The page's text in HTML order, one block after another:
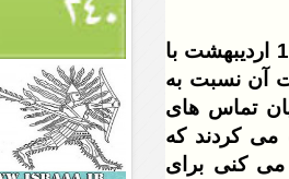
با توجه به مشاهده مواردی از این دست در شهر شبستر ضروری دیدم روز شنبه 16 اردیبهشت با
آن نسبت به
تماس های
می کردند که
کنی برای